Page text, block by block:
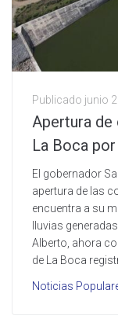
Publicado junio
Apertura de
La Boca
El gobernador
apertura de las
encuentra a su
lluvias
Alberto, ahora
de La Boca
Noticias